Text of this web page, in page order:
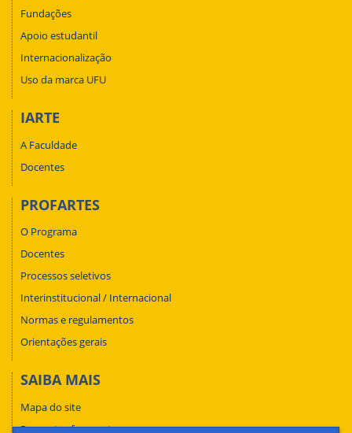
Fundações
Apoio estudantil
Internacionalização
Uso da marca UFU
IARTE
A Faculdade
Docentes
PROFARTES
O Programa
Docentes
Processos seletivos
Interinstitucional / Internacional
Normas e regulamentos
Orientações gerais
SAIBA MAIS
Mapa do site
Perguntas frequentes